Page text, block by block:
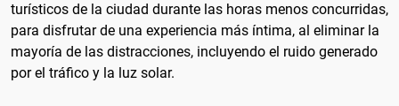
turísticos de la ciudad durante las horas menos concurridas,
para disfrutar de una experiencia más íntima, al eliminar la
mayoría de las distracciones, incluyendo el ruido generado
por el tráfico y la luz solar.